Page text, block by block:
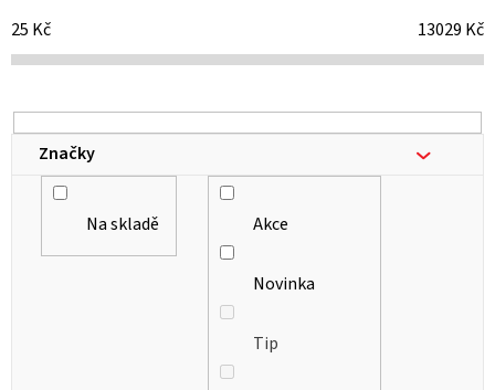
25 Kč 13029 Kč
Na skladě Akce
Novinka
Tip
Značky
p
r
o
d